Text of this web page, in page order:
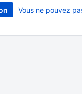
Vous ne pouvez